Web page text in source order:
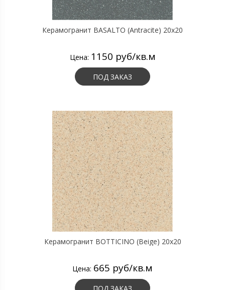
Керамогранит BASALTO (Antracite) 20х20
Цена: 1150 руб/кв.м
ПОД ЗАКАЗ
Керамогранит BOTTICINO (Beige) 20х20
Цена: 665 руб/кв.м